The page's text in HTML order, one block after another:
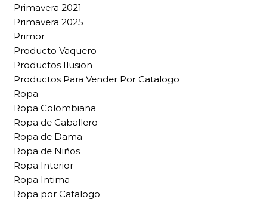
Primavera 2021
Primavera 2025
Primor
Producto Vaquero
Productos Ilusion
Productos Para Vender Por Catalogo
Ropa
Ropa Colombiana
Ropa de Caballero
Ropa de Dama
Ropa de Niños
Ropa Interior
Ropa Intima
Ropa por Catalogo